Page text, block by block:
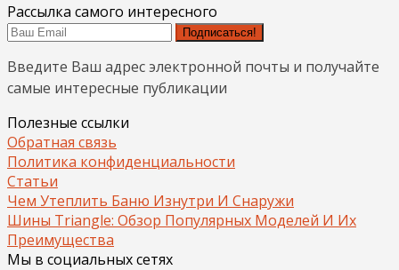
Рассылка самого интересного
Подписаться!
Введите Ваш адрес электронной почты и получайте
самые интересные публикации
Полезные ссылки
Обратная связь
Политика конфиденциальности
Статьи
Чем Утеплить Баню Изнутри И Снаружи
Шины Triangle: Обзор Популярных Моделей И Их
Преимущества
Мы в социальных сетях